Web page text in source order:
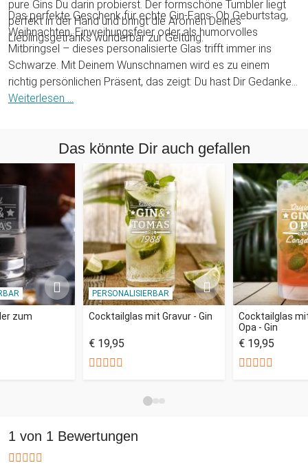
pure Gins Du darin probierst. Der formschöne Tumbler liegt
perfekt in der Hand und bringt die Aromen Deines
Lieblingsgetränks wunderbar zur Geltung.
Das perfekte Geschenk für echte Gin-Fans: Ob Geburtstag,
Weihnachten, Einweihungsfeier oder als humorvolles
Mitbringsel – dieses personalisierte Glas trifft immer ins
Schwarze. Mit Deinem Wunschnamen wird es zu einem
richtig persönlichen Präsent, das zeigt: Du hast Dir Gedanken
gemacht. Mach einem Ginliebhaber eine Freude – oder gönn
Weiterlesen ...
Das könnte Dir auch gefallen
zum
PERSONALISIERBAR
Cocktailglas mit Gravur - Gin
€ 19,95
Cocktailglas
Opa - Gin
€ 19,95
1 von 1 Bewertungen